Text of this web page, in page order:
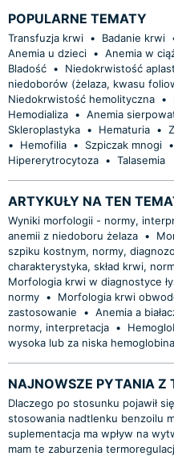
POPULARNE TEMATY
Transfuzja krwi • Badanie krwi
Anemia u dzieci • Anemia w
Bladość • Niedokrwistość
niedoborów (żelaza, kwasu
Niedokrwistość hemolityczna •
Hemodializa • Anemia
Skleroplastyka • Hematuria •
•
Hemofilia • Szpiczak mnogi •
Hipererytrocytoza • Talasemia
ARTYKUŁY NA TEN
Wyniki morfologii - normy,
anemii z niedoboru żelaza •
szpiku kostnym, normy,
charakterystyka, skład krwi,
Morfologia krwi w diagnostyce
normy •
Morfologia krwi
zastosowanie
• Anemia a
normy, interpretacja •
wysoka lub za niska hemoglobina
NAJNOWSZE PYTANIA Z
Dlaczego po stosunku pojawił
stosowania nadtlenku benzoilu
suplementacja ma wpływ na
mam te zaburzenia